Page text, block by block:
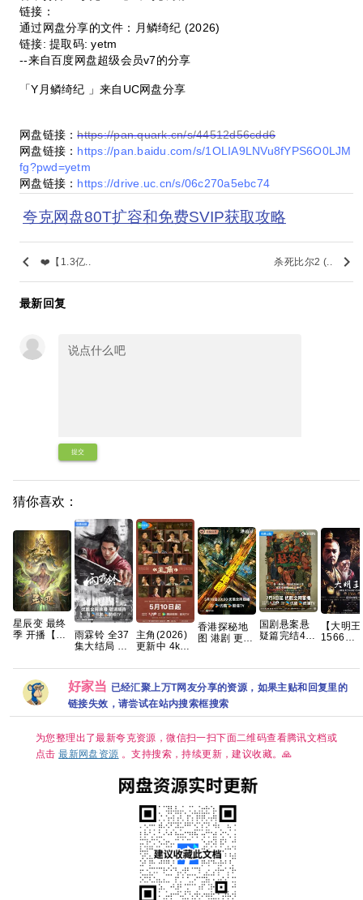
链接：
通过网盘分享的文件：月鳞绮纪 (2026)
链接: 提取码: yetm
--来自百度网盘超级会员v7的分享
「Y月鳞绮纪 」来自UC网盘分享
网盘链接：https://pan.quark.cn/s/44512d56cdd6
网盘链接： https://pan.baidu.com/s/1OLIA9LNVu8fYPS6O0LJM
fg?pwd=yetm
网盘链接： https://drive.uc.cn/s/06c270a5ebc74
夸克网盘80T扩容和免费SVIP获取攻略
keyboard_arrow_left ❤️【1.3亿.. 杀死比尔2 (.. keyboard_arrow_right
最新回复
提交
猜你喜欢：
星辰变 最终
季 开播【更
资源
雨霖铃 全37
集大结局 4K
克百度网盘
+】
主角(2026)
更新中 4k高
[网盘资源]
[1GB集]
香港探秘地
图 港剧 更11
国剧悬案悬
疑篇完结4K
集上线 王传
君江奇霖杨
烁主演
【大明
1566
与海瑞】
【国剧
全】
【国语中
【豆瓣
好家当 已经汇聚上万T网友分享的资源，如果主贴和回复里的
链接失效，请尝试在站内搜索框搜索
为您整理出了最新夸克资源，微信扫一扫下面二维码查看腾讯文档或
点击最新网盘资源 。支持搜索，持续更新，建议收藏。🙏